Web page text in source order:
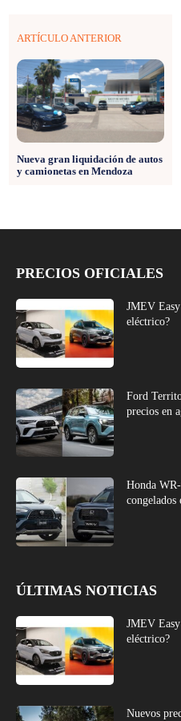
ARTÍCULO ANTERIOR
Nueva gran liquidación de autos
y camionetas en Mendoza
PRECIOS OFICIALES
JMEV
eléctrico?
Ford
precios en
Honda
congelados
ÚLTIMAS NOTICIAS
JMEV
eléctrico?
Nuevos